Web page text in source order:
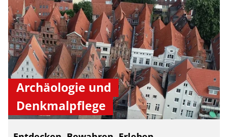
Archäologie und
Denkmalpflege